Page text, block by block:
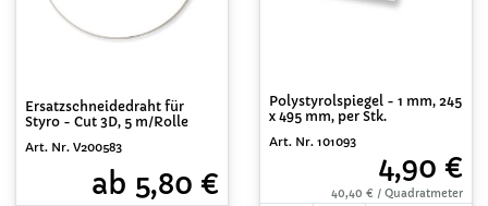
Ersatzschneidedraht für
Styro - Cut 3D, 5 m/Rolle
Art. Nr. V200583
ab 5,80 €
Polystyrolspiegel - 1 mm, 245
x 495 mm, per Stk.
Art. Nr. 101093
4,90 €
40,40 € / Quadratmeter